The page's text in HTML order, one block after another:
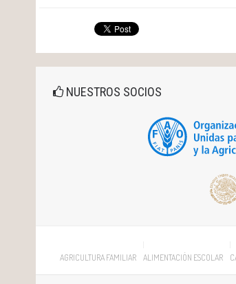
NUESTROS SOCIOS
AGRICULTURA FAMILIAR ALIMENTACIÓN ESCOLAR